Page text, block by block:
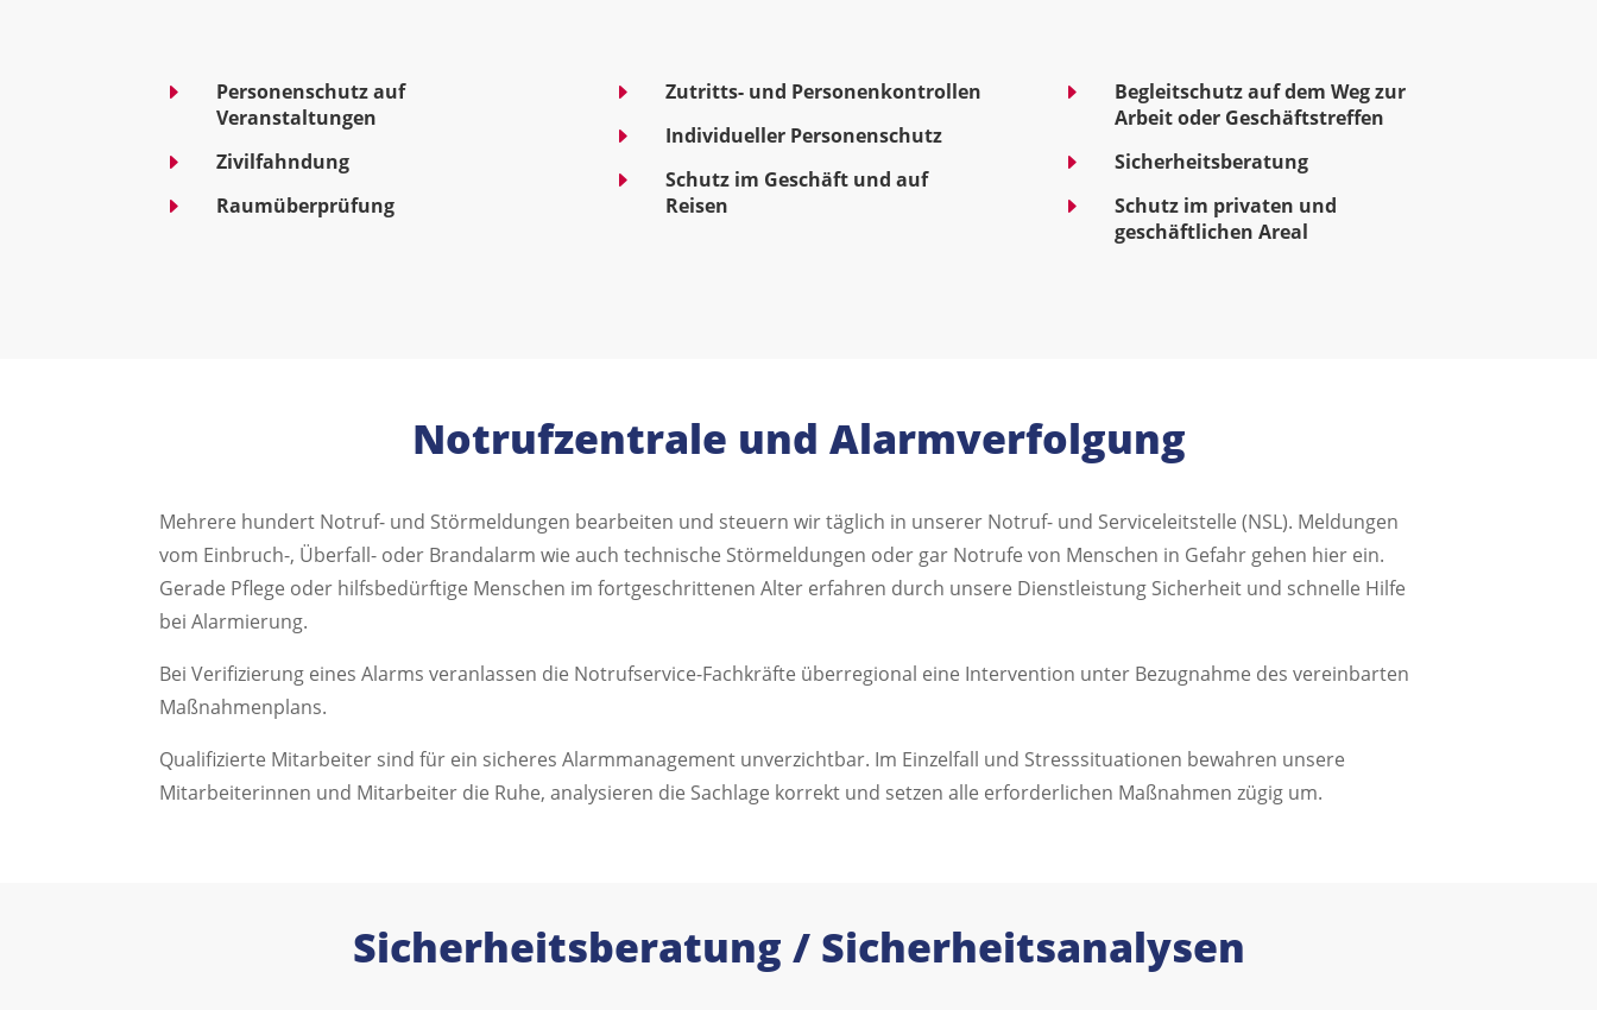
E
Personenschutz auf
Veranstaltungen
E
Zivilfahndung
E
Raumüberprüfung
E
Zutritts- und Personenkontrollen
E
Individueller Personenschutz
E
Schutz im Geschäft und auf
Reisen
E
Begleitschutz auf dem Weg zur
Arbeit oder Geschäftstreffen
E
Sicherheitsberatung
E
Schutz im privaten und
geschäftlichen Areal
Notrufzentrale und Alarmverfolgung
Mehrere hundert Notruf- und Störmeldungen bearbeiten und steuern wir täglich in unserer Notruf- und Serviceleitstelle (NSL). Meldungen
vom Einbruch-, Überfall- oder Brandalarm wie auch technische Störmeldungen oder gar Notrufe von Menschen in Gefahr gehen hier ein.
Gerade Pflege oder hilfsbedürftige Menschen im fortgeschrittenen Alter erfahren durch unsere Dienstleistung Sicherheit und schnelle Hilfe
bei Alarmierung.
Bei Verifizierung eines Alarms veranlassen die Notrufservice-Fachkräfte überregional eine Intervention unter Bezugnahme des vereinbarten
Maßnahmenplans.
Qualifizierte Mitarbeiter sind für ein sicheres Alarmmanagement unverzichtbar. Im Einzelfall und Stresssituationen bewahren unsere
Mitarbeiterinnen und Mitarbeiter die Ruhe, analysieren die Sachlage korrekt und setzen alle erforderlichen Maßnahmen zügig um.
Sicherheitsberatung / Sicherheitsanalysen